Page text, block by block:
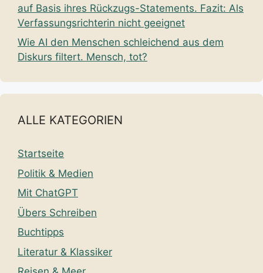
auf Basis ihres Rückzugs-Statements. Fazit: Als
Verfassungsrichterin nicht geeignet
Wie AI den Menschen schleichend aus dem
Diskurs filtert. Mensch, tot?
ALLE KATEGORIEN
Startseite
Politik & Medien
Mit ChatGPT
Übers Schreiben
Buchtipps
Literatur & Klassiker